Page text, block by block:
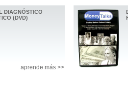
DIAGNÓSTICO
(DVD)
aprende más >>